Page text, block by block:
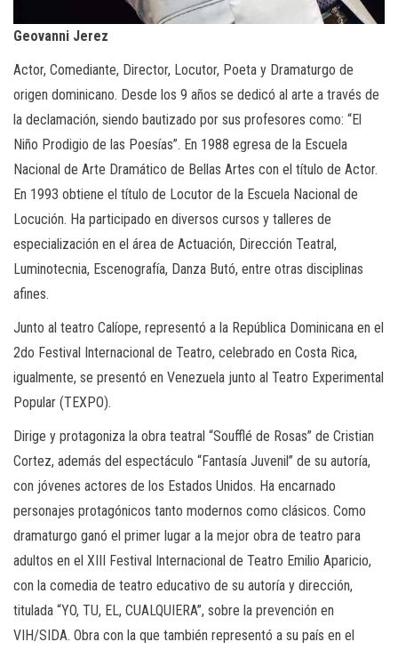
Geovanni Jerez
Actor, Comediante, Director, Locutor, Poeta y Dramaturgo de
origen dominicano. Desde los 9 años se dedicó al arte a través de
la declamación, siendo bautizado por sus profesores como: “El
Niño Prodigio de las Poesías”. En 1988 egresa de la Escuela
Nacional de Arte Dramático de Bellas Artes con el título de Actor.
En 1993 obtiene el título de Locutor de la Escuela Nacional de
Locución. Ha participado en diversos cursos y talleres de
especialización en el área de Actuación, Dirección Teatral,
Luminotecnia, Escenografía, Danza Butó, entre otras disciplinas
afines.
Junto al teatro Calíope, representó a la República Dominicana en el
2do Festival Internacional de Teatro, celebrado en Costa Rica,
igualmente, se presentó en Venezuela junto al Teatro Experimental
Popular (TEXPO).
Dirige y protagoniza la obra teatral “Soufflé de Rosas” de Cristian
Cortez, además del espectáculo “Fantasía Juvenil” de su autoría,
con jóvenes actores de los Estados Unidos. Ha encarnado
personajes protagónicos tanto modernos como clásicos. Como
dramaturgo ganó el primer lugar a la mejor obra de teatro para
adultos en el XIII Festival Internacional de Teatro Emilio Aparicio,
con la comedia de teatro educativo de su autoría y dirección,
titulada “YO, TU, EL, CUALQUIERA”, sobre la prevención en
VIH/SIDA. Obra con la que también representó a su país en el